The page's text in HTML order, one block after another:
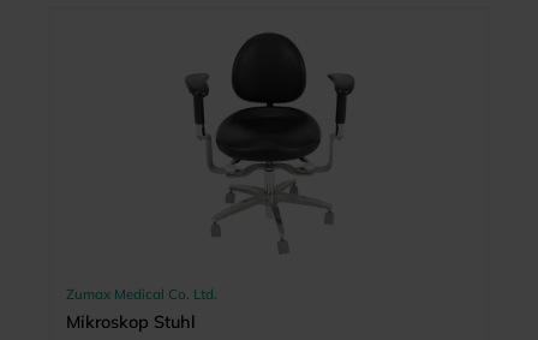
Zumax Medical Co. Ltd.
Mikroskop Stuhl